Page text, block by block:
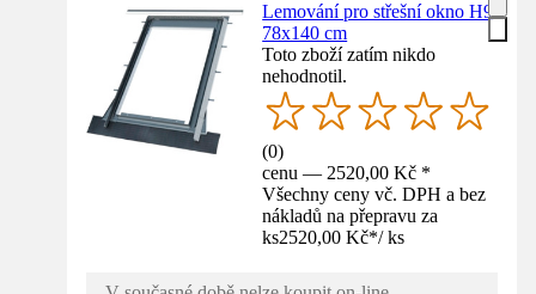
Lemování pro střešní okno H9
78x140 cm
Toto zboží zatím nikdo
nehodnotil.
(0)
cenu — 2520,00 Kč *
Všechny ceny vč. DPH a bez
nákladů na přepravu za
ks2520,00 Kč*/ ks